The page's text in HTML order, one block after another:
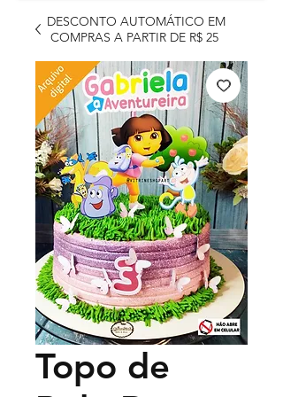
DESCONTO AUTOMÁTICO EM
COMPRAS A PARTIR DE R$ 25
Topo de